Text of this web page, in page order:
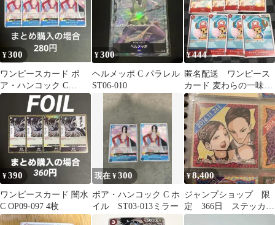
¥300
ワンピースカード ボ
ア・ハンコック C
ST03-013 4枚
¥300
ヘルメッポ C パラレル
ST06-010
¥444
匿名配送 ワンピース
カード 麦わらの一味
ST01 各4枚ナミ チョ
ッパー
¥390
ワンピースカード 闇水
C OP09-097 4枚
現在 ¥300
ボア・ハンコック C ホ
イル ST03-013ミラー
¥8,400
ジャンプショップ 限
定 366日 ステッカ
ー 2016年11月26日